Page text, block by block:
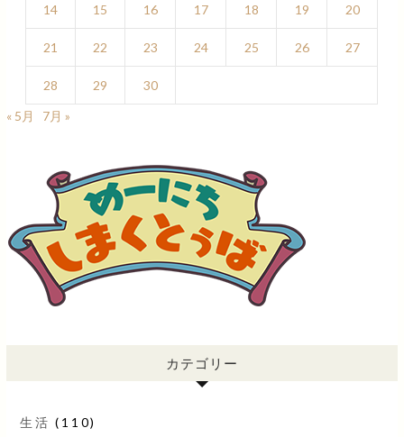
14 15 16 17 18 19 20
21 22 23 24 25 26 27
28 29
30
« 5月
7月 »
カテゴリー
生活 (110)